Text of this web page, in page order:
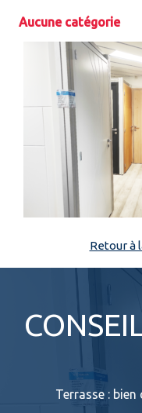
Espace pro
Aucune catégorie
Retour à
Terrasse :